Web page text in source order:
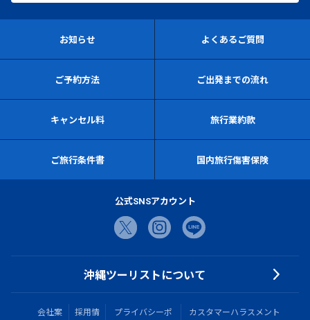
お知らせ よくあるご質問
ご予約方法 ご出発までの流れ
キャンセル料 旅行業約款
ご旅行条件書 国内旅行傷害保険
公式SNSアカウント
沖縄ツーリストについて
会社案
採用情
プライバシーポ
カスタマーハラスメント